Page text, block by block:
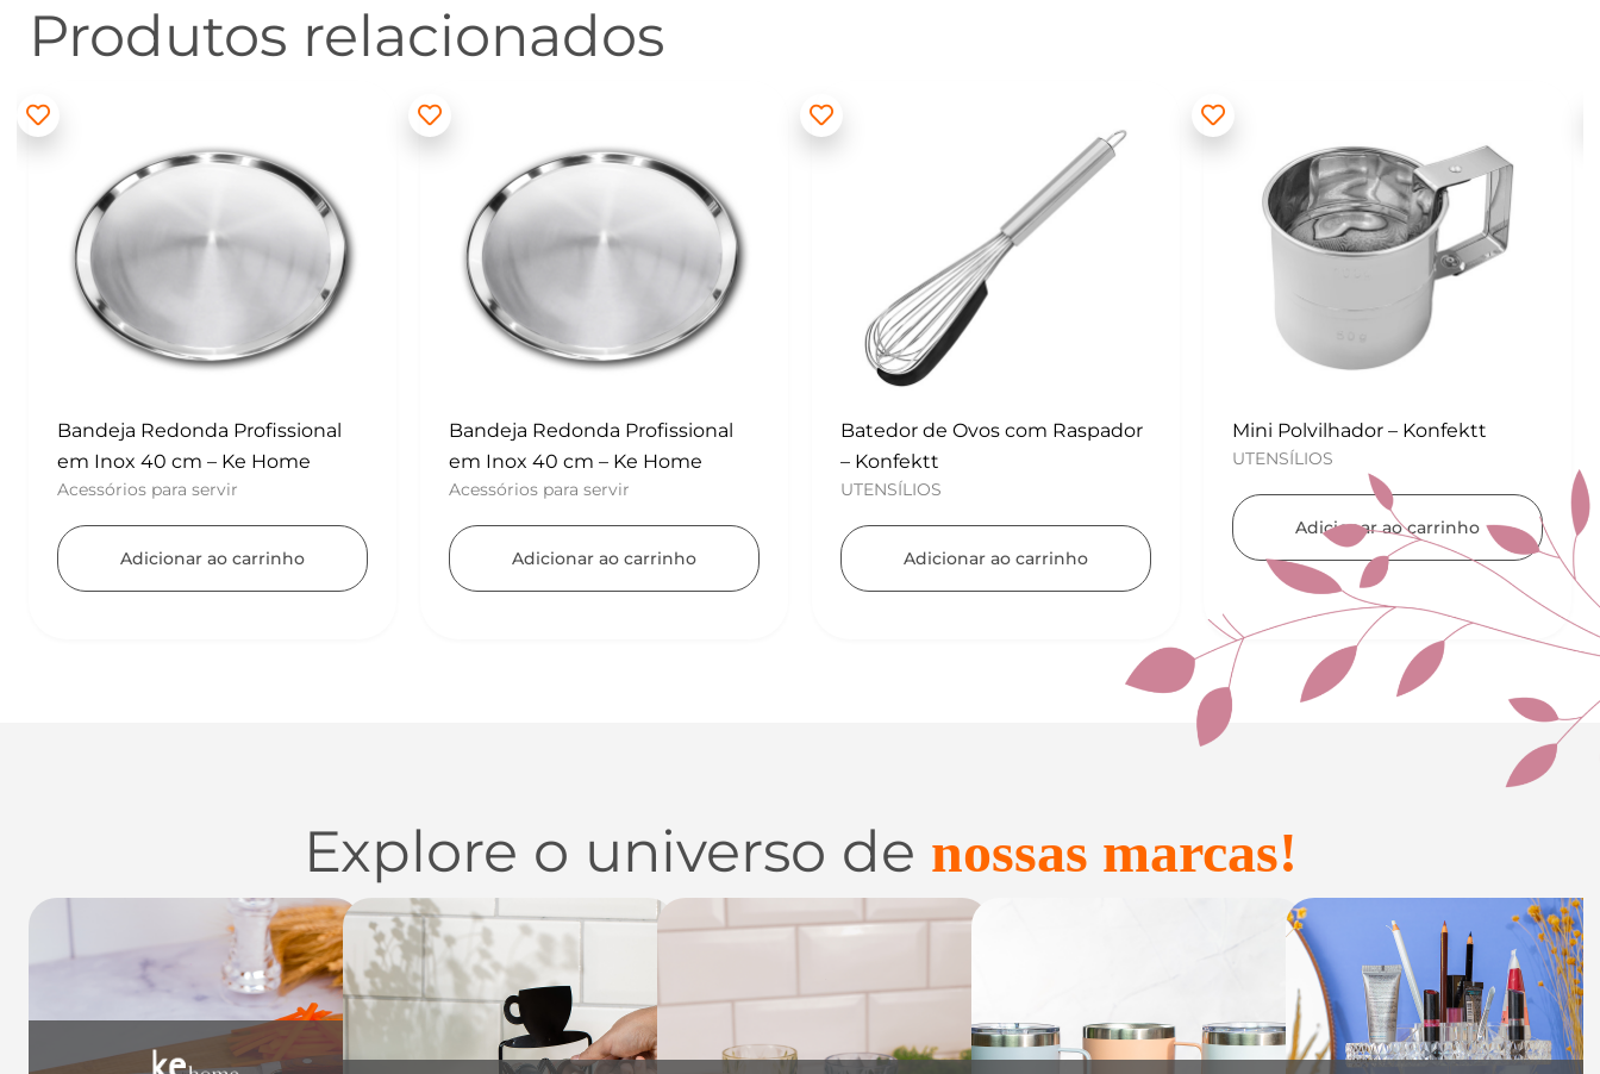
Produtos relacionados
Bandeja Redonda Profissional
em Inox 40 cm – Ke Home
Acessórios para servir
Adicionar ao carrinho
Batedor de Ovos com Raspador
– Konfektt
UTENSÍLIOS
Adicionar ao carrinho
Mini Polvilhador – Konfektt
UTENSÍLIOS
Adicionar ao carrinho
Kit para Copos de Massa 2 peças
– Konfektt
UTENSÍLIOS
Adicionar ao carrinho
Explore o universo de nossas marcas!
Utensílios do Lar
Casa e
Organização
Vidro
Acessórios
inteligentes